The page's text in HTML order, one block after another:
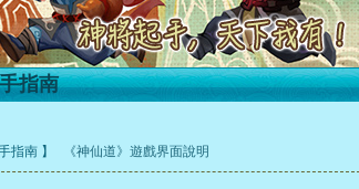
指南
指南 】 《神仙道》遊戲界面說明